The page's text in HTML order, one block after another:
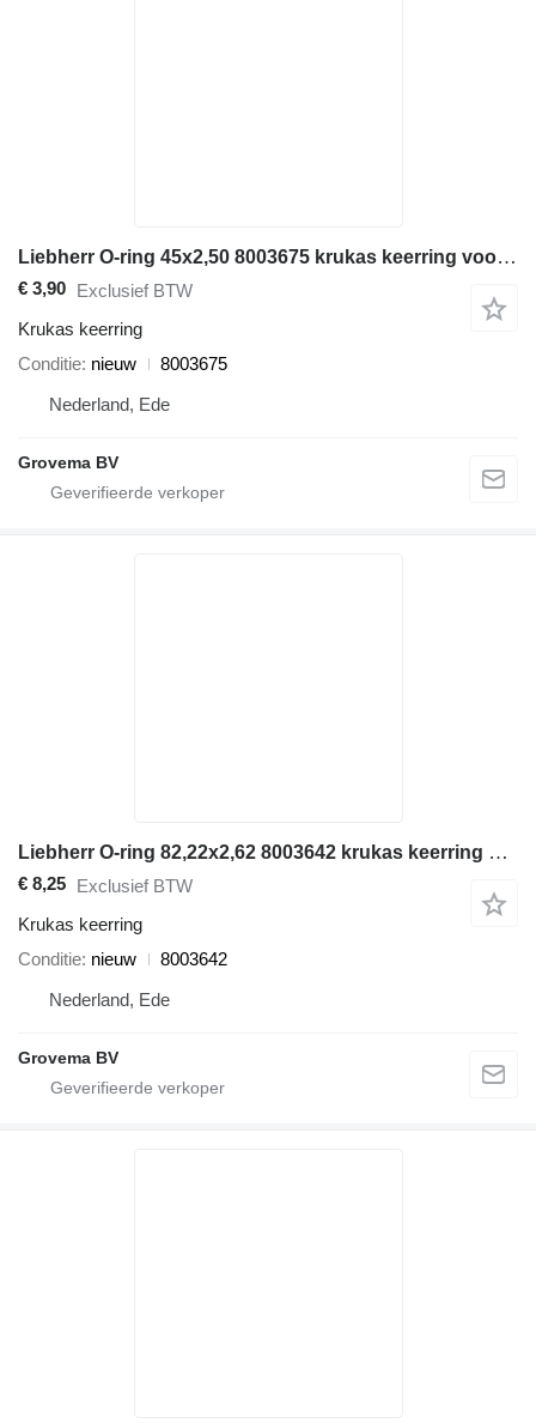
Liebherr O-ring 45x2,50 8003675 krukas keerring voor bouwmachines
€ 3,90 Exclusief BTW
Krukas keerring
Conditie nieuw
8003675
Nederland, Ede
Grovema BV
Liebherr O-ring 82,22x2,62 8003642 krukas keerring voor bouwmachines
€ 8,25 Exclusief BTW
Krukas keerring
Conditie nieuw
8003642
Nederland, Ede
Grovema BV